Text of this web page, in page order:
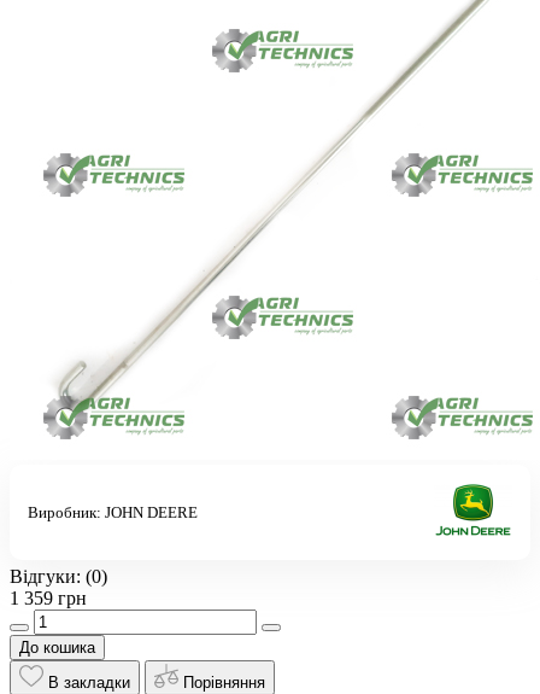
Виробник: JOHN DEERE
Відгуки: (0)
1 359 грн
До кошика
В закладки
Порівняння